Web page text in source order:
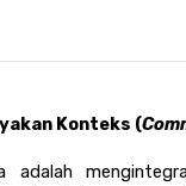
Konteks (
adalah